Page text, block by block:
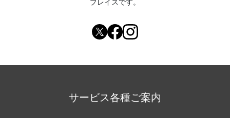
プレイスです。
サービス各種ご案内